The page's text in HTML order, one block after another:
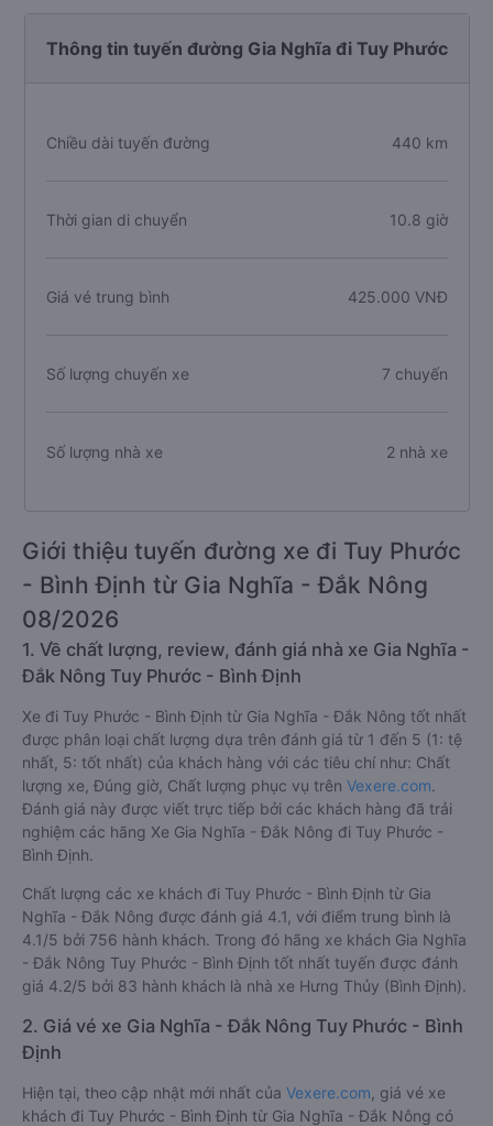
Thông tin tuyến đường Gia Nghĩa đi Tuy Phước
Chiều dài tuyến đường 440 km
Thời gian di chuyển 10.8 giờ
Giá vé trung bình 425.000 VNĐ
Số lượng chuyến xe 7 chuyến
Số lượng nhà xe 2 nhà xe
Giới thiệu tuyến đường xe đi Tuy Phước
- Bình Định từ Gia Nghĩa - Đắk Nông
08/2026
1. Về chất lượng, review, đánh giá nhà xe Gia Nghĩa -
Đắk Nông Tuy Phước - Bình Định
Xe đi Tuy Phước - Bình Định từ Gia Nghĩa - Đắk Nông tốt nhất
được phân loại chất lượng dựa trên đánh giá từ 1 đến 5 (1: tệ
nhất, 5: tốt nhất) của khách hàng với các tiêu chí như: Chất
lượng xe, Đúng giờ, Chất lượng phục vụ trên Vexere.com.
Đánh giá này được viết trực tiếp bởi các khách hàng đã trải
nghiệm các hãng Xe Gia Nghĩa - Đắk Nông đi Tuy Phước -
Bình Định.
Chất lượng các xe khách đi Tuy Phước - Bình Định từ Gia
Nghĩa - Đắk Nông được đánh giá 4.1, với điểm trung bình là
4.1/5 bởi 756 hành khách. Trong đó hãng xe khách Gia Nghĩa
- Đắk Nông Tuy Phước - Bình Định tốt nhất tuyến được đánh
giá 4.2/5 bởi 83 hành khách là nhà xe Hưng Thủy (Bình Định).
2. Giá vé xe Gia Nghĩa - Đắk Nông Tuy Phước - Bình
Định
Hiện tại, theo cập nhật mới nhất của Vexere.com , giá vé xe
khách đi Tuy Phước - Bình Định từ Gia Nghĩa - Đắk Nông có